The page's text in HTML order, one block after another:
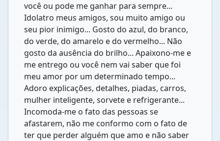
você ou pode me ganhar para sempre...
Idolatro meus amigos, sou muito amigo ou
seu pior inimigo... Gosto do azul, do branco,
do verde, do amarelo e do vermelho... Não
gosto da ausência do brilho... Apaixono-me e
me entrego ou você nem vai saber que foi
meu amor por um determinado tempo...
Adoro explicações, detalhes, piadas, carros,
mulher inteligente, sorvete e refrigerante...
Incomoda-me o fato das pessoas se
afastarem, não me conformo com o fato de
ter que perder alguém que amo e não saber